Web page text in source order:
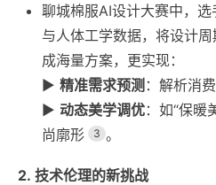
聊城棉服AI设计大赛中，
与人体工学数据，将设计
成海量方案，更实现：
▶️精准需求预测 ：解析消
▶️动态美学调优：如“保暖
尚廓形
3 。
2. 技术伦理的新挑战